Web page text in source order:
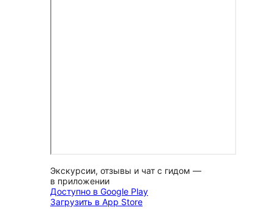
Экскурсии, отзывы и чат с гидом —
в приложении
Доступно в Google Play
Загрузить в App Store